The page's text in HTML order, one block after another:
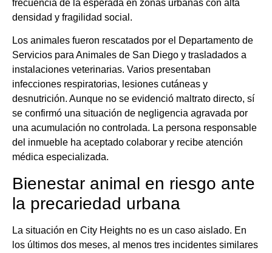
frecuencia de la esperada en zonas urbanas con alta
densidad y fragilidad social.
Los animales fueron rescatados por el Departamento de
Servicios para Animales de San Diego y trasladados a
instalaciones veterinarias. Varios presentaban
infecciones respiratorias, lesiones cutáneas y
desnutrición. Aunque no se evidenció maltrato directo, sí
se confirmó una situación de negligencia agravada por
una acumulación no controlada. La persona responsable
del inmueble ha aceptado colaborar y recibe atención
médica especializada.
Bienestar animal en riesgo ante
la precariedad urbana
La situación en City Heights no es un caso aislado. En
los últimos dos meses, al menos tres incidentes similares